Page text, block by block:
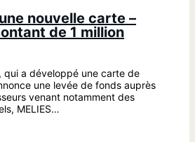
nouvelle carte –
de 1 million
qui a développé une carte de
une levée de fonds auprès
venant notamment des
MELIES…